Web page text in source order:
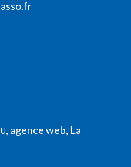
, agence web, La